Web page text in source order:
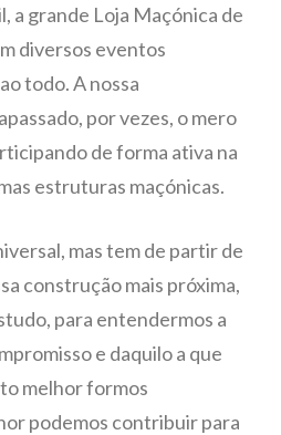
a grande Loja Maçónica de
diversos eventos
todo. A nossa
por vezes, o mero
de forma ativa na
estruturas maçónicas.
mas tem de partir de
construção mais próxima,
para entendermos a
e daquilo a que
melhor formos
podemos contribuir para